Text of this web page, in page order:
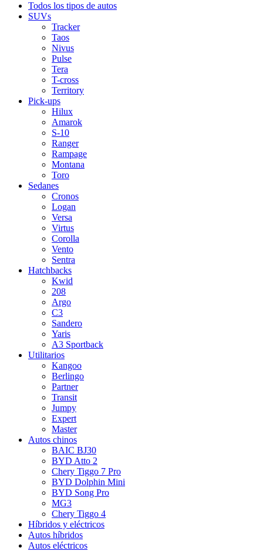
Todos los tipos de autos
SUVs
Tracker
Taos
Nivus
Pulse
Tera
T-cross
Territory
Pick-ups
Hilux
Amarok
S-10
Ranger
Rampage
Montana
Toro
Sedanes
Cronos
Logan
Versa
Virtus
Corolla
Vento
Sentra
Hatchbacks
Kwid
208
Argo
C3
Sandero
Yaris
A3 Sportback
Utilitarios
Kangoo
Berlingo
Partner
Transit
Jumpy
Expert
Master
Autos chinos
BAIC BJ30
BYD Atto 2
Chery Tiggo 7 Pro
BYD Dolphin Mini
BYD Song Pro
MG3
Chery Tiggo 4
Híbridos y eléctricos
Autos híbridos
Autos eléctricos